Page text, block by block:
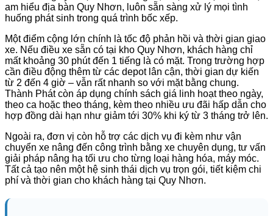
am hiểu địa bàn Quy Nhơn, luôn sẵn sàng xử lý mọi tình
huống phát sinh trong quá trình bốc xếp.
Một điểm cộng lớn chính là tốc độ phản hồi và thời gian giao
xe. Nếu điều xe sẵn có tại kho Quy Nhơn, khách hàng chỉ
mất khoảng 30 phút đến 1 tiếng là có mặt. Trong trường hợp
cần điều động thêm từ các depot lân cận, thời gian dự kiến
từ 2 đến 4 giờ – vẫn rất nhanh so với mặt bằng chung.
Thành Phát còn áp dụng chính sách giá linh hoạt theo ngày,
theo ca hoặc theo tháng, kèm theo nhiều ưu đãi hấp dẫn cho
hợp đồng dài hạn như giảm tới 30% khi ký từ 3 tháng trở lên.
Ngoài ra, đơn vị còn hỗ trợ các dịch vụ đi kèm như vận
chuyển xe nâng đến công trình bằng xe chuyên dụng, tư vấn
giải pháp nâng hạ tối ưu cho từng loại hàng hóa, máy móc.
Tất cả tạo nên một hệ sinh thái dịch vụ trọn gói, tiết kiệm chi
phí và thời gian cho khách hàng tại Quy Nhơn.